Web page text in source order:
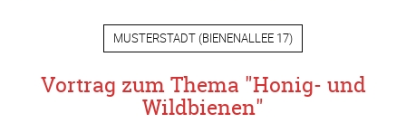
MUSTERSTADT (BIENENALLEE 17)
Vortrag zum Thema "Honig- und
Wildbienen"